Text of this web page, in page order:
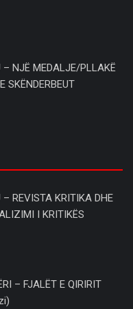
– NJË MEDALJE/PLLAKË
SKËNDERBEUT
– REVISTA KRITIKA DHE
I KRITIKËS
– FJALËT E QIRIRIT